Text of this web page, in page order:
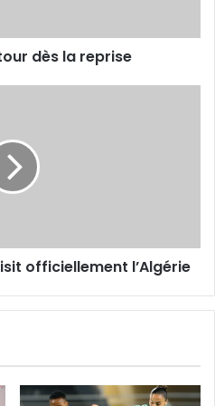
dès la reprise
officiellement l’Algérie